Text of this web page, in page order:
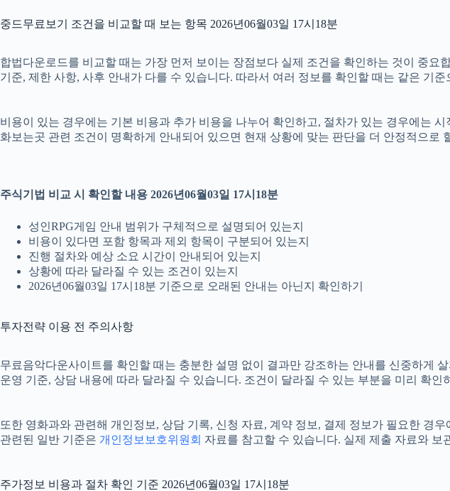
중드무료보기 조건을 비교할 때 보는 항목 2026년06월03일 17시18분
합법다운로드를 비교할 때는 가장 먼저 보이는 장점보다 실제 조건을 확인하는 것이 중요
기준, 제한 사항, 사후 안내가 다를 수 있습니다. 따라서 여러 정보를 확인할 때는 같은 기
비용이 있는 경우에는 기본 비용과 추가 비용을 나누어 확인하고, 절차가 있는 경우에는
화보는곳 관련 조건이 명확하게 안내되어 있으면 현재 상황에 맞는 판단을 더 안정적으로
주식기법 비교 시 확인할 내용 2026년06월03일 17시18분
성인RPG게임 안내 범위가 구체적으로 설명되어 있는지
비용이 있다면 포함 항목과 제외 항목이 구분되어 있는지
진행 절차와 예상 소요 시간이 안내되어 있는지
상황에 따라 달라질 수 있는 조건이 있는지
2026년06월03일 17시18분 기준으로 오래된 안내는 아닌지 확인하기
투자전략 이용 전 주의사항
무료음악다운사이트를 확인할 때는 충분한 설명 없이 결과만 강조하는 안내를 신중하게
운영 기준, 상담 내용에 따라 달라질 수 있습니다. 조건이 달라질 수 있는 부분을 미리 확
또한 영화과와 관련해 개인정보, 상담 기록, 신청 자료, 계약 정보, 결제 정보가 필요한 경
관련된 일반 기준은 개인정보보호위원회 자료를 참고할 수 있습니다. 실제 제출 자료와
주가정보 비용과 절차 확인 기준 2026년06월03일 17시18분